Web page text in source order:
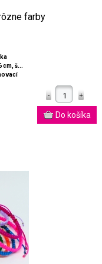
farby
cm, š...